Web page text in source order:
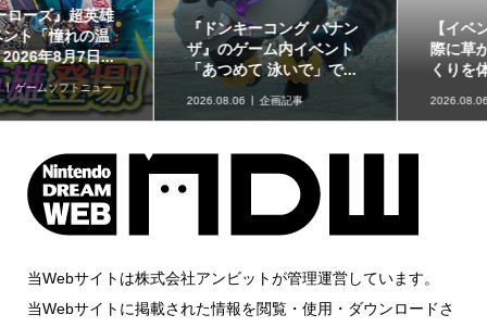
【イベントレポート】実
際に草が揺れる生息地づ
くりを体験!!「リアル『...
2026.08.06 取材・レポート
赤ちゃん向けスピナー
「KIRBY ピタッとくるる
ん♪カービィスピナー」...
2026.08.06
当Webサイトは株式会社アンビットが管理運営しています。
当Webサイトに掲載された情報を閲覧・使用・ダウンロードさ